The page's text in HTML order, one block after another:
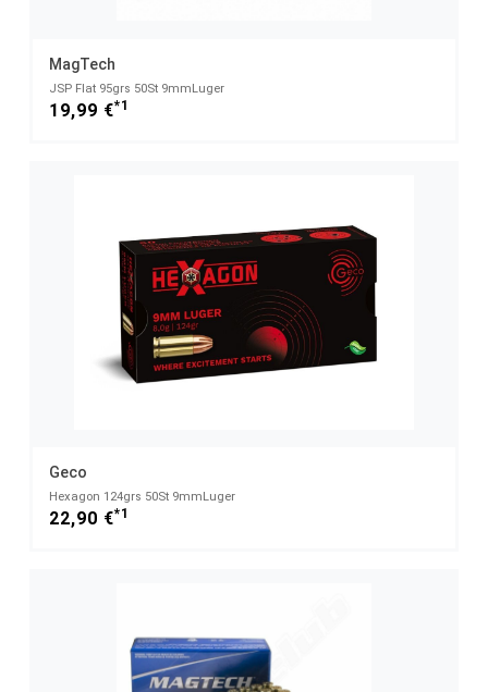
MagTech
JSP Flat 95grs 50St 9mmLuger
19,99 €*1
Geco
Hexagon 124grs 50St 9mmLuger
22,90 €*1